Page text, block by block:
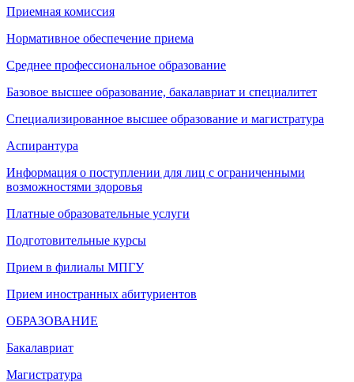
Приемная комиссия
Нормативное обеспечение приема
Среднее профессиональное образование
Базовое высшее образование, бакалавриат и специалитет
Специализированное высшее образование и магистратура
Аспирантура
Информация о поступлении для лиц с ограниченными
возможностями здоровья
Платные образовательные услуги
Подготовительные курсы
Прием в филиалы МПГУ
Прием иностранных абитуриентов
ОБРАЗОВАНИЕ
Бакалавриат
Магистратура